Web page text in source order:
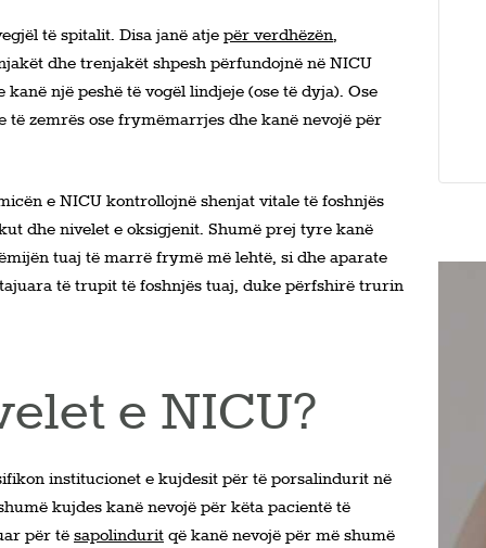
të spitalit. Disa janë atje për verdhëzën,
dhe trenjakët shpesh përfundojnë në NICU
një peshë të vogël lindjeje (ose të dyja). Ose
të zemrës ose frymëmarrjes dhe kanë nevojë për
e NICU kontrollojnë shenjat vitale të foshnjës
dhe nivelet e oksigjenit. Shumë prej tyre kanë
tuaj të marrë frymë më lehtë, si dhe aparate
të trupit të foshnjës tuaj, duke përfshirë trurin
e NICU?
institucionet e kujdesit për të porsalindurit në
kujdes kanë nevojë për këta pacientë të
për të sapolindurit që kanë nevojë për më shumë